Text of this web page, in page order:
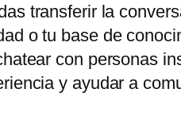
transferir la
o tu base de
con personas
y ayudar a